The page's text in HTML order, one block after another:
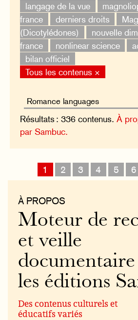
langage de la vue
france
derniers droits
(Dicotylédones)
nouvelle
france
nonlinear science
bilan officiel
Tous les contenus ×
Résultats : 336 contenus.À
par Sambuc.
1 2 3 4 5 6
À PROPOS
Moteur de
et veille
documentaire
les éditions
Des contenus culturels et
éducatifs variés